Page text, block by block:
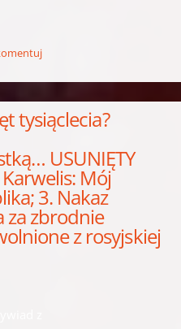
tysiąclecia?
USUNIĘTY
Karwelis: Mój
3. Nakaz
za zbrodnie
z rosyjskiej